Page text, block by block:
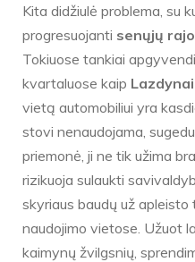
Kita didžiulė problema, su
progresuojanti senųjų
Tokiuose tankiai
kvartaluose kaip Lazdynai
vietą automobiliui yra
stovi nenaudojama,
priemonė, ji ne tik užima
rizikuoja sulaukti
skyriaus baudų už
naudojimo vietose. Užuot
kaimynų žvilgsnių,